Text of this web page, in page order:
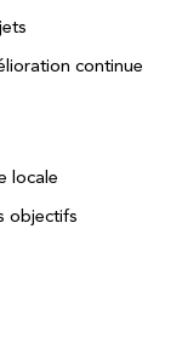
continue
locale
objectifs